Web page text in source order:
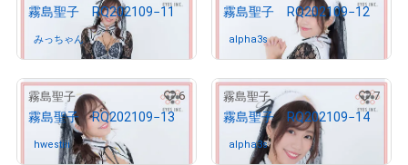
霧島聖子 RQ202109−11
みっちゃんさんが保有中
霧島聖子 RQ202109−12
alpha3sさんが保有中
霧島聖子 6
霧島聖子 RQ202109−13
hwestiiiさんが保有中
霧島聖子 7
霧島聖子 RQ202109−14
alpha3sさんが保有中